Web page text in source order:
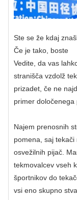
Ste se že kdaj
Če je tako, boste
Vedite, da vas
stranišča vzdolž
prizadet, če ne
primer
Najem prenosnih
pomena, saj
osvežilnih pijač.
tekmovalcev vseh
športnikov do
vsi eno skupno